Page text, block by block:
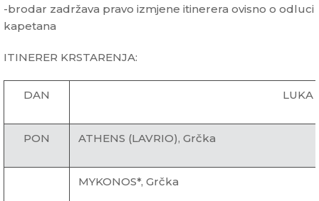
-brodar zadržava pravo izmjene itinerera ovisno o odluci
kapetana
ITINERER KRSTARENJA:
DAN LUKA
PON ATHENS (LAVRIO), Grčka
MYKONOS*, Grčka